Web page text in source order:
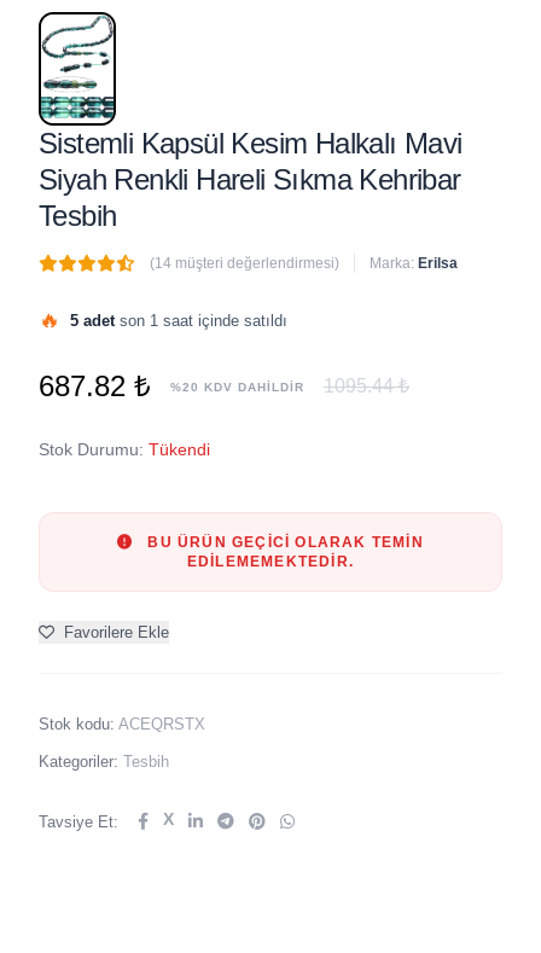
Sistemli Kapsül Kesim Halkalı Mavi
Siyah Renkli Hareli Sıkma Kehribar
Tesbih
(14 müşteri değerlendirmesi) Marka: Erilsa
🔥 5 adet son 1 saat içinde satıldı
687.82 ₺ %20 KDV DAHİLDİR 1095.44 ₺
Stok Durumu: Tükendi
BU ÜRÜN GEÇICI OLARAK TEMIN
EDILEMEMEKTEDIR.
Favorilere Ekle
Stok kodu: ACEQRSTX
Kategoriler: Tesbih
Tavsiye Et: X